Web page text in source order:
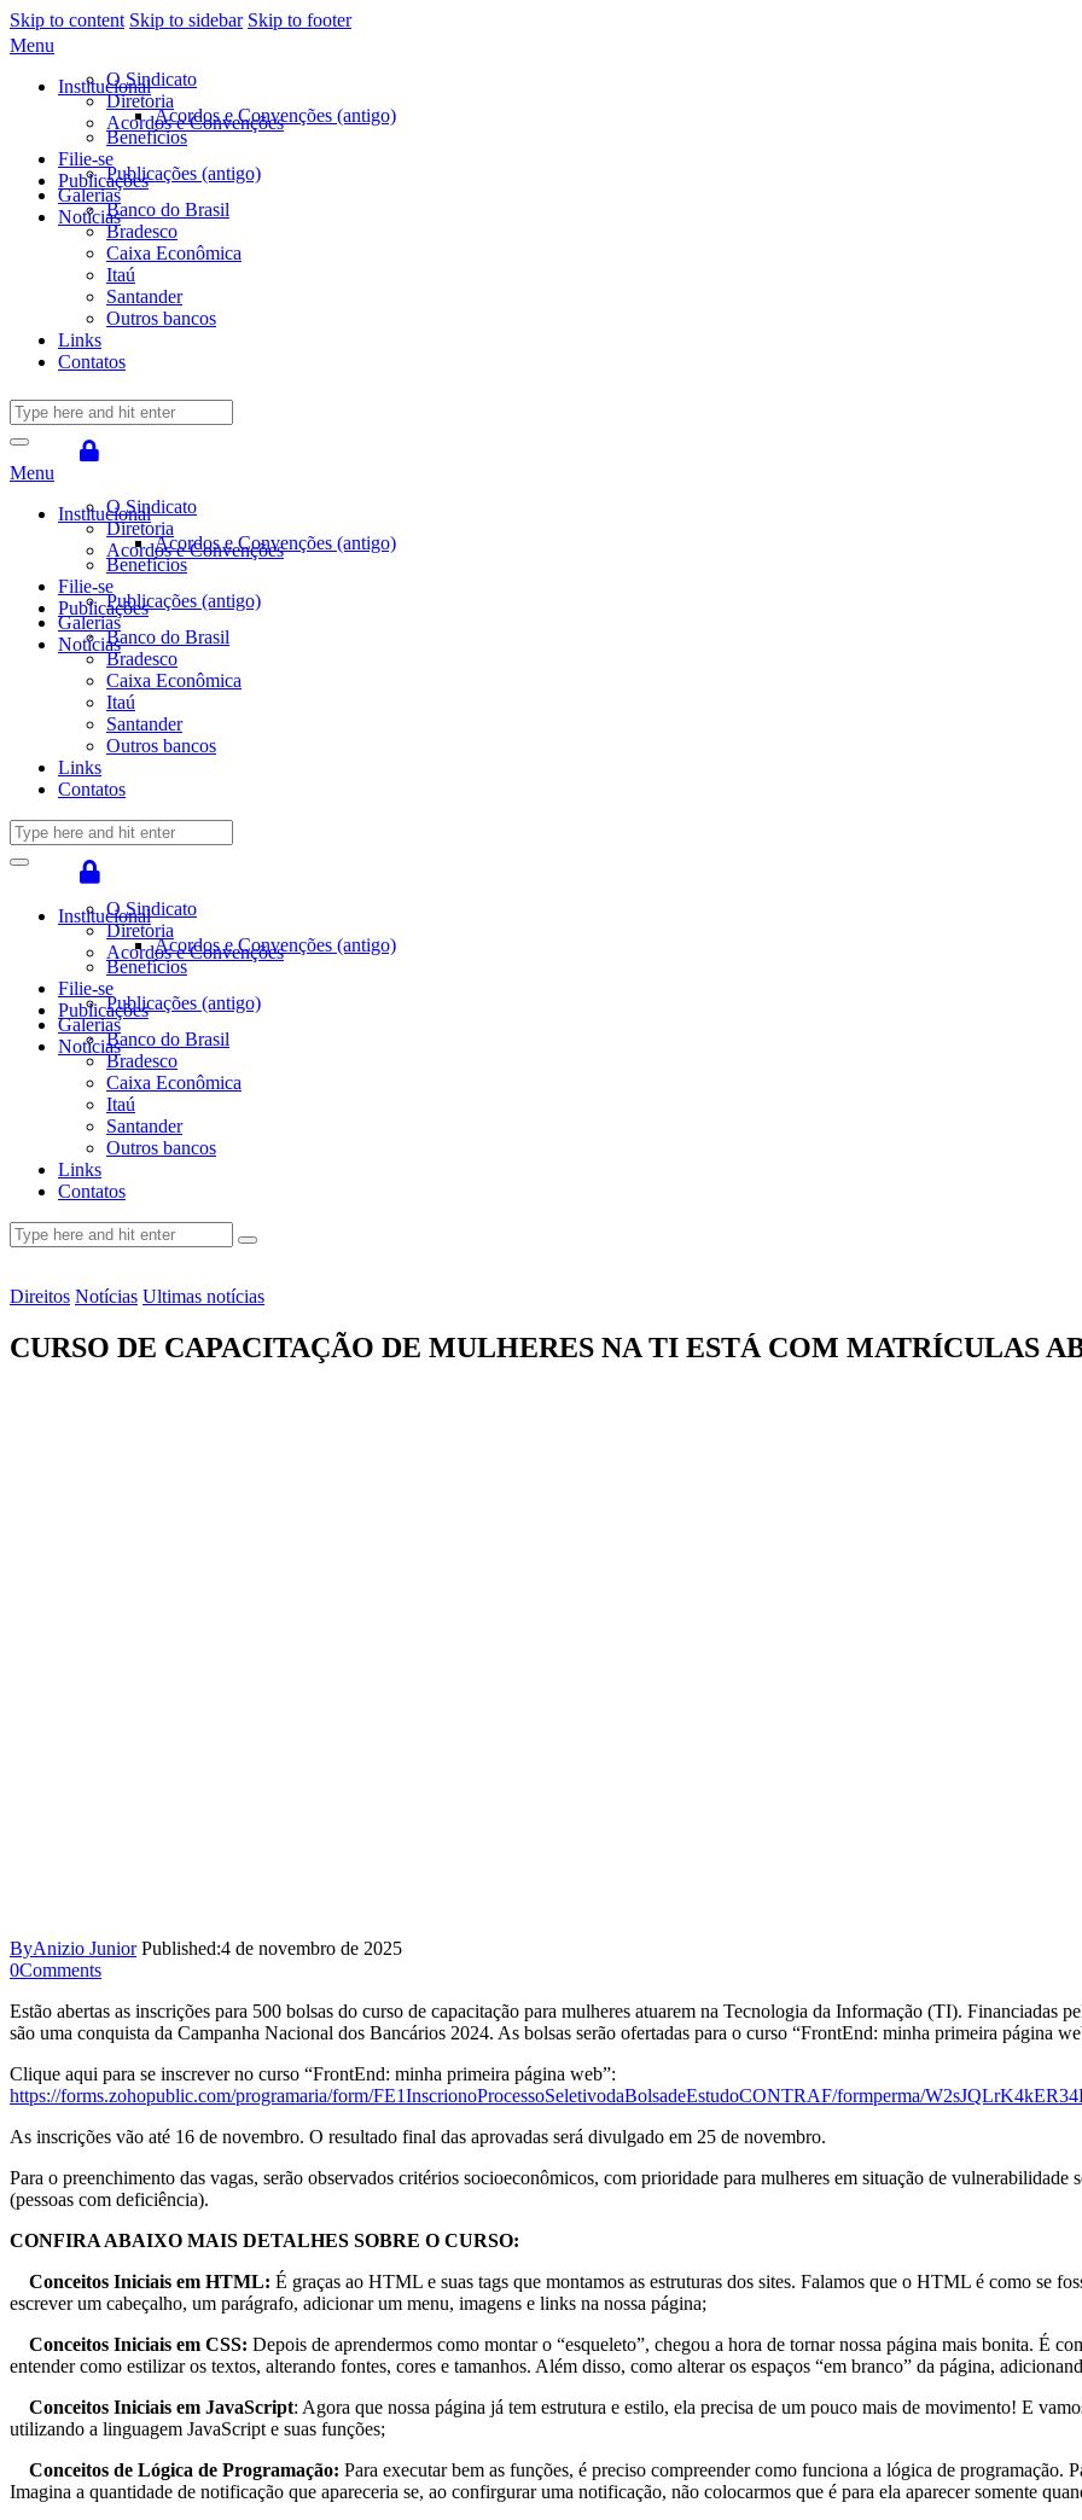
Skip to content Skip to sidebar Skip to footer
Menu
InstitucionalO Sindicato
Diretoria
Acordos e Convenções
Acordos e Convenções (antigo)
Benefícios
Filie-se
PublicaçõesPublicações (antigo)
Galerias
NotíciasBanco do Brasil
Bradesco
Caixa Econômica
Itaú
Santander
Outros bancos
Links
Contatos
Menu
InstitucionalO Sindicato
Diretoria
Acordos e Convenções
Acordos e Convenções (antigo)
Benefícios
Filie-se
PublicaçõesPublicações (antigo)
Galerias
NotíciasBanco do Brasil
Bradesco
Caixa Econômica
Itaú
Santander
Outros bancos
Links
Contatos
InstitucionalO Sindicato
Diretoria
Acordos e Convenções
Acordos e Convenções (antigo)
Benefícios
Filie-se
PublicaçõesPublicações (antigo)
Galerias
NotíciasBanco do Brasil
Bradesco
Caixa Econômica
Itaú
Santander
Outros bancos
Links
Contatos
Direitos Notícias Ultimas notícias
CURSO DE CAPACITAÇÃO DE MULHERES NA TI ESTÁ COM MATRÍCULAS
ByAnizio Junior Published:4 de novembro de 2025
0Comments
Estão abertas as inscrições para 500 bolsas do curso de capacitação para mulheres atuarem na Tecnologia da Informação (TI). Financiadas
são uma conquista da Campanha Nacional dos Bancários 2024. As bolsas serão ofertadas para o curso “FrontEnd: minha primeira página
Clique aqui para se inscrever no curso “FrontEnd: minha primeira página web”:
https://forms.zohopublic.com/programaria/form/FE1InscrionoProcessoSeletivodaBolsadeEstudoCONTRAF/formperma/
As inscrições vão até 16 de novembro. O resultado final das aprovadas será divulgado em 25 de novembro.
Para o preenchimento das vagas, serão observados critérios socioeconômicos, com prioridade para mulheres em situação de
(pessoas com deficiência).
CONFIRA ABAIXO MAIS DETALHES SOBRE O CURSO:
Conceitos Iniciais em HTML: É graças ao HTML e suas tags que montamos as estruturas dos sites. Falamos que o HTML é como se
escrever um cabeçalho, um parágrafo, adicionar um menu, imagens e links na nossa página;
Conceitos Iniciais em CSS: Depois de aprendermos como montar o “esqueleto”, chegou a hora de tornar nossa página mais bonita. É
entender como estilizar os textos, alterando fontes, cores e tamanhos. Além disso, como alterar os espaços “em branco” da página,
Conceitos Iniciais em JavaScript: Agora que nossa página já tem estrutura e estilo, ela precisa de um pouco mais de movimento! E
utilizando a linguagem JavaScript e suas funções;
Conceitos de Lógica de Programação: Para executar bem as funções, é preciso compreender como funciona a lógica de programação.
Imagina a quantidade de notificação que apareceria se, ao confirgurar uma notificação, não colocarmos que é para ela aparecer somente